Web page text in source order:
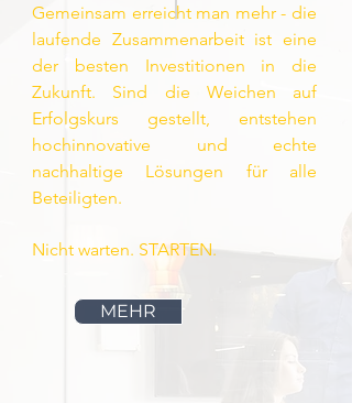
Gemeinsam erreicht man mehr - die
laufende Zusammenarbeit ist eine
der besten Investitionen in die
Zukunft. Sind die Weichen auf
Erfolgskurs gestellt, entstehen
hochinnovative und echte
nachhaltige Lösungen für alle
Beteiligten.
Nicht warten. STARTEN.
MEHR